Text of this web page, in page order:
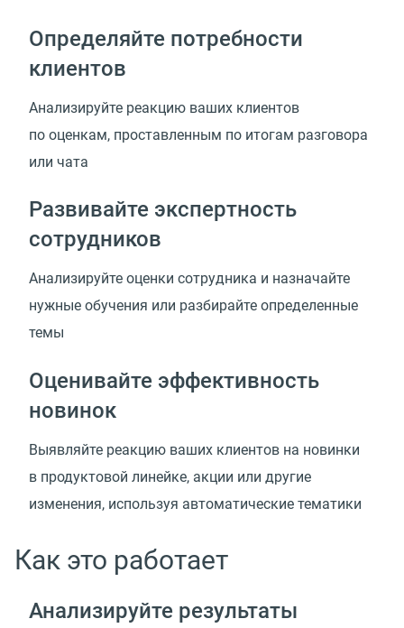
Определяйте потребности
клиентов
Анализируйте реакцию ваших клиентов
по оценкам, проставленным по итогам разговора
или чата
Развивайте экспертность
сотрудников
Анализируйте оценки сотрудника и назначайте
нужные обучения или разбирайте определенные
темы
Оценивайте эффективность
новинок
Выявляйте реакцию ваших клиентов на новинки
в продуктовой линейке, акции или другие
изменения, используя автоматические тематики
Как это работает
Анализируйте результаты